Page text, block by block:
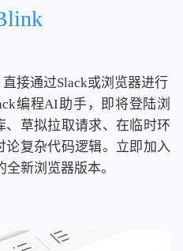
接通过Slack或浏览器进行
编程AI助手，即将登陆浏
、草拟拉取请求、在临时环
论复杂代码逻辑。立即加入
新浏览器版本。